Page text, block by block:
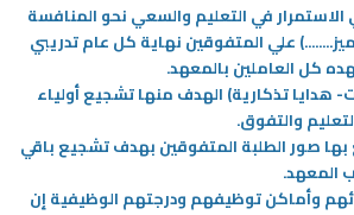
خاص ومميز يجمع ما بين الروحانية
والعادات والتقاليد الجميلة، كالعبادات
والطاعات والتواصل وصلة الرحم
المزيد
في التعليم والسعي نحو المنافسة
علي المتفوقين نهاية كل عام تدريبي
كل العاملين بالمعهد.
هدايا تذكارية) الهدف منها تشجيع أولياء
والتفوق.
صور الطلبة المتفوقين بهدف تشجيع باقي
المعهد.
وأماكن توظيفهم ودرجتهم الوظيفية إن